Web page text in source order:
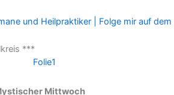
***
Mittwoch